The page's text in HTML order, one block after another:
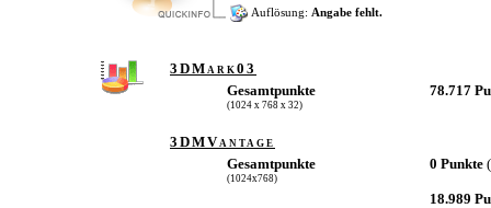
Auflösung: Angabe fehlt.
3DMark03
Gesamtpunkte
(1024 x 768 x 32)
78.717
3DMVantage
Gesamtpunkte
(1024x768)
0 Punkte
18.989